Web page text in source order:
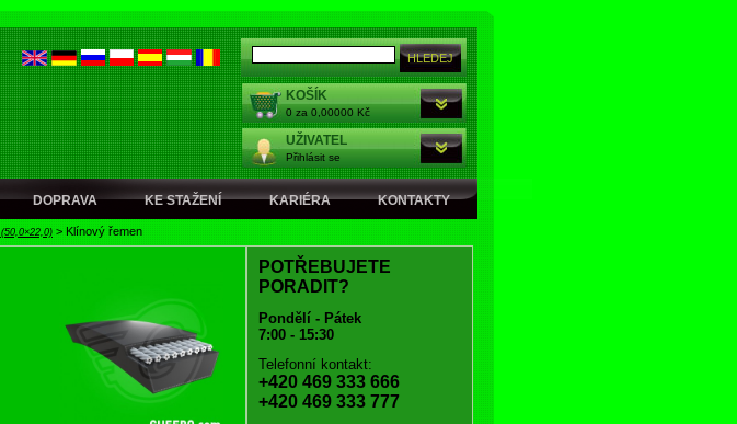
KOŠÍK
0 za 0,00000 Kč
UŽIVATEL
Přihlásit se
DOPRAVA KE STAŽENÍ KARIÉRA KONTAKTY
(50,0×22,0) > Klínový řemen
POTŘEBUJETE
PORADIT?
Pondělí - Pátek
7:00 - 15:30
Telefonní kontakt:
+420 469 333 666
+420 469 333 777